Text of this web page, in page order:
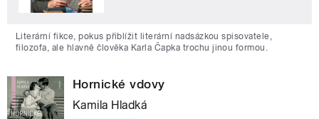
Literární fikce, pokus přiblížit literární nadsázkou spisovatele,
filozofa, ale hlavně člověka Karla Čapka trochu jinou formou.
Hornické vdovy
Kamila Hladká